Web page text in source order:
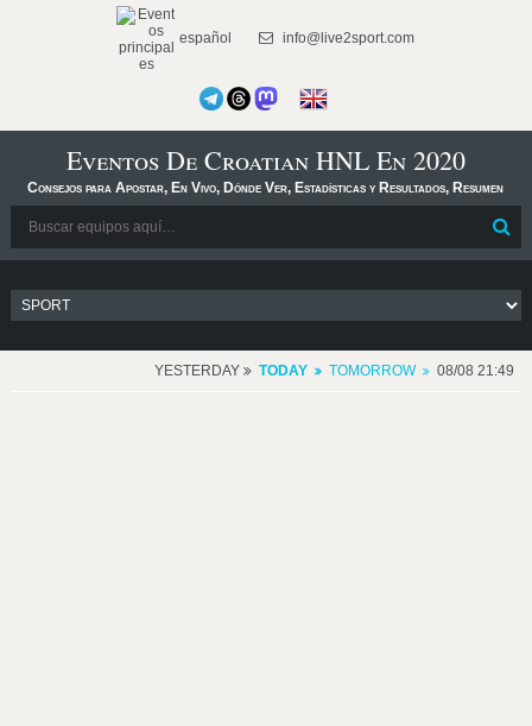
español info@live2sport.com
Eventos De Croatian HNL En 2020
Consejos para Apostar, En Vivo, Dónde Ver, Estadísticas y Resultados, Resumen
YESTERDAY TODAY TOMORROW 08/08 21:49